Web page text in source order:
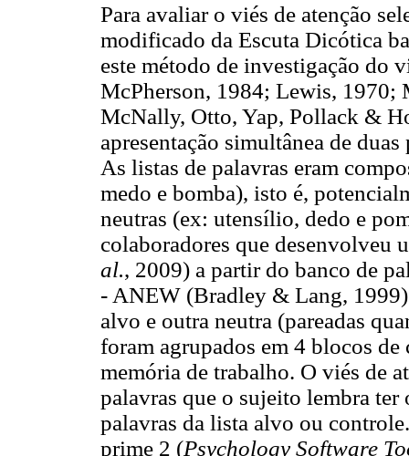
Para avaliar o viés de atenção
modificado da Escuta Dicótica
este método de investigação do
McPherson, 1984; Lewis, 1970;
McNally, Otto, Yap, Pollack &
apresentação simultânea de
As listas de palavras eram
medo e bomba), isto é,
neutras (ex: utensílio, dedo e
colaboradores que desenvolveu
al., 2009) a partir do banco de
- ANEW (Bradley & Lang,
alvo e outra neutra (pareadas
foram agrupados em 4 blocos
memória de trabalho. O viés de
palavras que o sujeito lembra
palavras da lista alvo ou
prime 2 (Psychology Software